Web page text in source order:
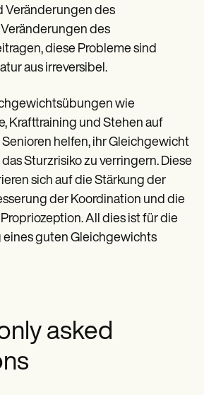
Veränderungen des
des
diese Probleme sind
aus irreversibel.
wie
Krafttraining und Stehen auf
helfen, ihr Gleichgewicht
Sturzrisiko zu verringern. Diese
sich auf die Stärkung der
der Koordination und die
All dies ist für die
guten Gleichgewichts
asked